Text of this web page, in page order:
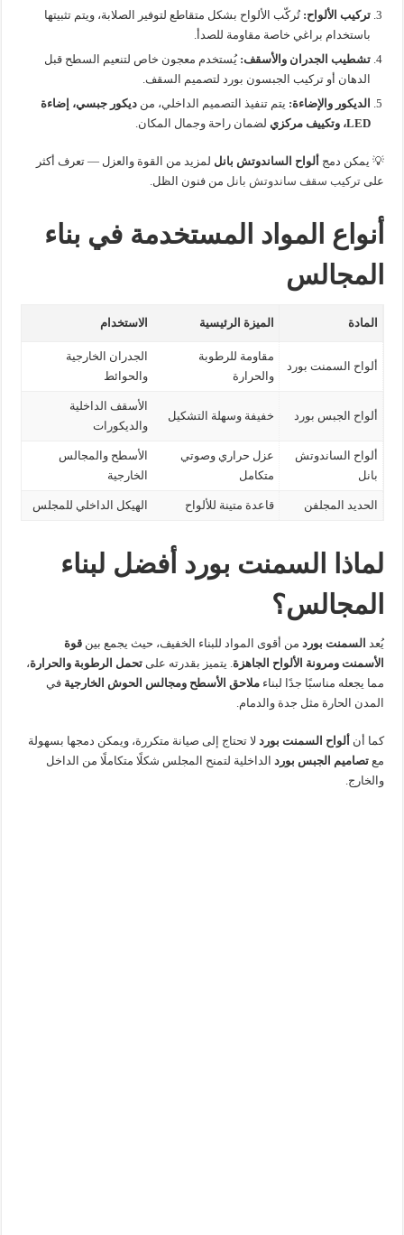
تركيب الألواح: تُركّب الألواح بشكل متقاطع لتوفير الصلابة، ويتم تثبيتها
باستخدام براغي خاصة مقاومة للصدأ.
تشطيب الجدران والأسقف: يُستخدم معجون خاص لتنعيم السطح قبل
الدهان أو تركيب الجبسون بورد لتصميم السقف.
الديكور والإضاءة: يتم تنفيذ التصميم الداخلي، منديكور جبسي، إضاءة
LED، وتكييف مركزي
لضمان راحة وجمال المكان.
💡 يمكن دمج ألواح الساندوتش بانل لمزيد من القوة والعزل — تعرف أكثر
علىتركيب سقف ساندوتش بانل من فنون الظل.
أنواع المواد المستخدمة في بناء
المجالس
المادة الميزة الرئيسية الاستخدام
ألواح السمنت بورد
مقاومة للرطوبة
والحرارة
الجدران الخارجية
والحوائط
ألواح الجبس بورد خفيفة وسهلة التشكيل
الأسقف الداخلية
والديكورات
ألواح الساندوتش
بانل
عزل حراري وصوتي
متكامل
الأسطح والمجالس
الخارجية
الحديد المجلفن قاعدة متينة للألواح الهيكل الداخلي للمجلس
لماذا السمنت بورد أفضل لبناء
المجالس؟
يُعد السمنت بورد من أقوى المواد للبناء الخفيف، حيث يجمع بينقوة
الأسمنت ومرونة الألواح الجاهزة. يتميز بقدرته علىتحمل الرطوبة والحرارة،
مما يجعله مناسبًا جدًا لبناءملاحق الأسطح ومجالس الحوش الخارجية في
المدن الحارة مثل جدة والدمام.
كما أن ألواح السمنت بورد لا تحتاج إلى صيانة متكررة، ويمكن دمجها بسهولة
معتصاميم الجبس بورد الداخلية لتمنح المجلس شكلًا متكاملًا من الداخل
والخارج.